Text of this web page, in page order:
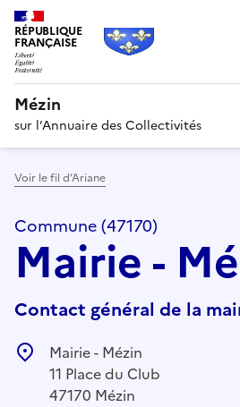
RÉPUBLIQUE
FRANÇAISE
Mézin
sur l’Annuaire des Collectivités
Voir le fil d’Ariane
Commune (47170)
Mairie -
Contact général de la
Mairie - Mézin
11 Place du Club
47170 Mézin